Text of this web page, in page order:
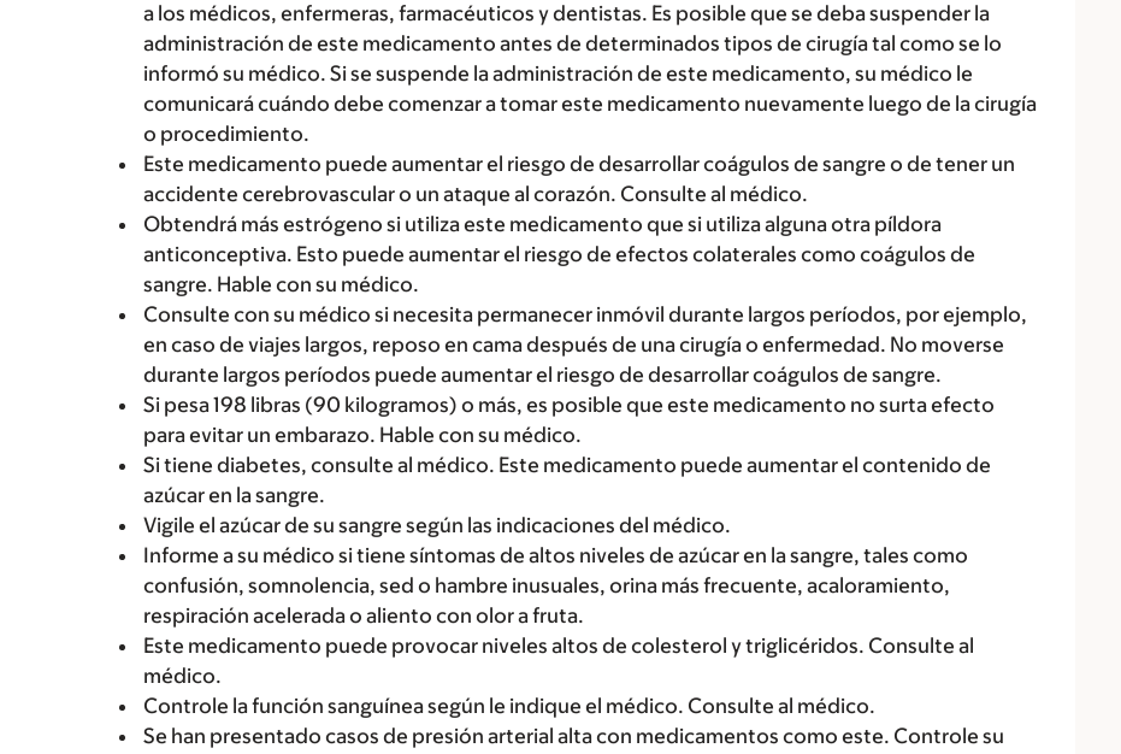
a los médicos, enfermeras, farmacéuticos y dentistas. Es posible que se deba suspender la
administración de este medicamento antes de determinados tipos de cirugía tal como se lo
informó su médico. Si se suspende la administración de este medicamento, su médico le
comunicará cuándo debe comenzar a tomar este medicamento nuevamente luego de la cirugía
o procedimiento.
Este medicamento puede aumentar el riesgo de desarrollar coágulos de sangre o de tener un
accidente cerebrovascular o un ataque al corazón. Consulte al médico.
Obtendrá más estrógeno si utiliza este medicamento que si utiliza alguna otra píldora
anticonceptiva. Esto puede aumentar el riesgo de efectos colaterales como coágulos de
sangre. Hable con su médico.
Consulte con su médico si necesita permanecer inmóvil durante largos períodos, por ejemplo,
en caso de viajes largos, reposo en cama después de una cirugía o enfermedad. No moverse
durante largos períodos puede aumentar el riesgo de desarrollar coágulos de sangre.
Si pesa 198 libras (90 kilogramos) o más, es posible que este medicamento no surta efecto
para evitar un embarazo. Hable con su médico.
Si tiene diabetes, consulte al médico. Este medicamento puede aumentar el contenido de
azúcar en la sangre.
Vigile el azúcar de su sangre según las indicaciones del médico.
Informe a su médico si tiene síntomas de altos niveles de azúcar en la sangre, tales como
confusión, somnolencia, sed o hambre inusuales, orina más frecuente, acaloramiento,
respiración acelerada o aliento con olor a fruta.
Este medicamento puede provocar niveles altos de colesterol y triglicéridos. Consulte al
médico.
Controle la función sanguínea según le indique el médico. Consulte al médico.
Se han presentado casos de presión arterial alta con medicamentos como este. Controle su